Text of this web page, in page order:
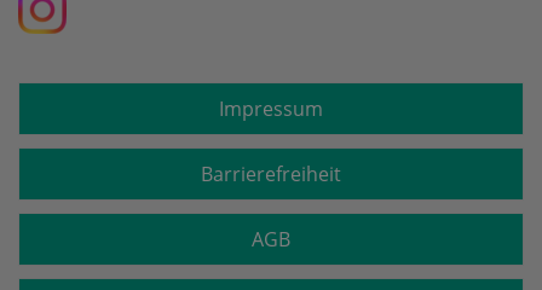
Impressum
Barrierefreiheit
AGB